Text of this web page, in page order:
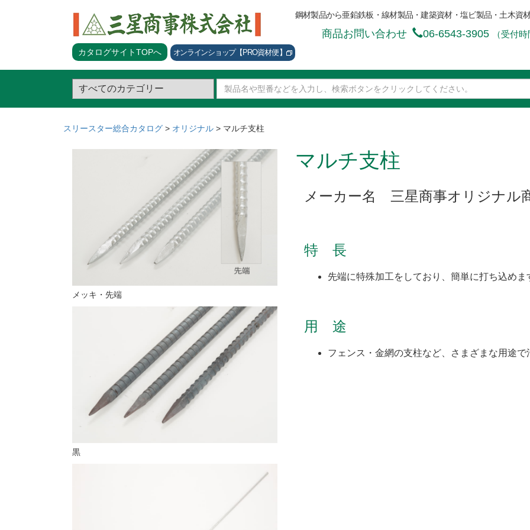
カタログサイトTOPへ オンラインショップ【PRO資材便】
鋼材製品から亜鉛鉄板・線材製品・建築資材・塩ビ製品・土木資
商品お問い合わせ 06-6543-3905 （受付
スリースター総合カタログ > オリジナル > マルチ支柱
メッキ・先端
黒
マルチ支柱
メーカー名 三星商事オリジナル
特 長
先端に特殊加工をしており、簡単に打ち込めま
用 途
フェンス・金網の支柱など、さまざまな用途で